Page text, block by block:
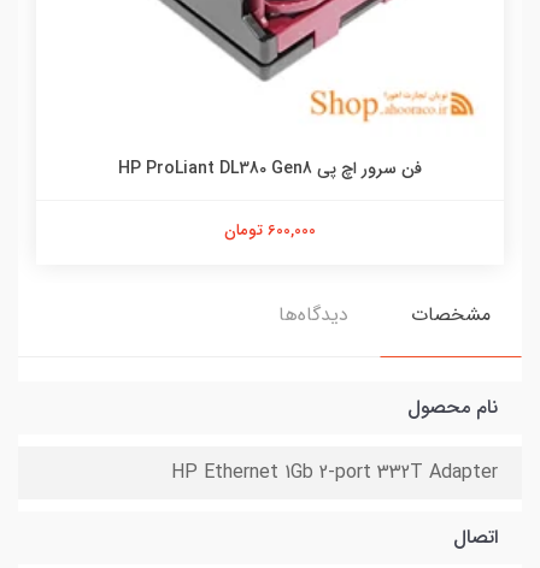
فن سرور اچ پی HP ProLiant DL380 Gen8
600,000 تومان
مشخصات دیدگاه‌ها
نام محصول
HP Ethernet 1Gb 2-port 332T Adapter
اتصال